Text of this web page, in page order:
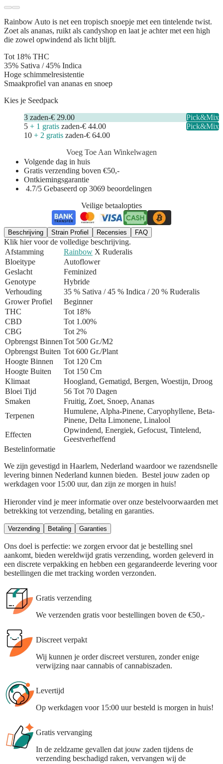
Rainbow Auto is net een tropisch snoepje met een tintelende twist.
Zoet als ananas, ruikt als candyshop en laat je achter met een high
die zowel opwindend als licht blijft.
Tot 18% THC
35% Sativa / 45% Indica
Hoge schimmelresistentie
Smaakprofiel van ananas en snoep
Kies je Seedpack
3 zaden-€ 29.00
Pick&Mix
5 + 1 gratis zaden-€ 44.00
Pick&Mix
10 + 2 gratis zaden-€ 64.00
Voeg Toe Aan Winkelwagen
Volgende dag in huis
Gratis verzending boven €50,-
Ontkiemingsgarantie
4.7/5 Gebaseerd op 3069 beoordelingen
Veilige betaalopties
Beschrijving Strain Profiel Recensies FAQ
Klik hier voor de volledige beschrijving.
Afstamming
Rainbow X Ruderalis
Bloeitype
Autoflower
Geslacht
Feminized
Genotype
Hybride
Verhouding
35 % Sativa / 45 % Indica / 20 % Ruderalis
Grower Profiel
Beginner
THC
Tot 18%
CBD
Tot 1.00%
CBG
Tot 2%
Opbrengst BinnenTot 500 Gr./m2
Opbrengst Buiten Tot 600 Gr./plant
Hoogte Binnen
Tot 120 Cm
Hoogte Buiten
Tot 150 Cm
Klimaat
Hoogland, Gematigd, Bergen, Woestijn, Droog
Bloei Tijd
56 Tot 70 Dagen
Smaken
Fruitig, Zoet, Snoep, Ananas
Terpenen
Humulene, Alpha-Pinene, Caryophyllene, Beta-
Pinene, Delta Limonene, Linalool
Effecten
Opwindend, Energiek, Gefocust, Tintelend,
Geestverheffend
Bestelinformatie
We zijn gevestigd in Haarlem, Nederland waardoor we razendsnelle
levering binnen Nederland kunnen bieden. Bestel jouw zaden op
werkdagen voor 15:00 uur, dan zijn ze morgen in huis!
Hieronder vind je meer informatie over onze bestelvoorwaarden met
betrekking tot verzending, betaling en garanties.
Verzending Betaling Garanties
Ons doel is perfectie: we zorgen ervoor dat je bestelling snel
aankomt, bieden wereldwijd gratis verzending, worden geleverd in
een discrete verpakking en hebben een gegarandeerde levering voor
bestellingen die met tracking worden verzonden.
Gratis verzending
We verzenden gratis voor bestellingen boven de €50,-
Discreet verpakt
Wij kunnen je order discreet versturen, zonder enige
verwijzing naar cannabis of cannabiszaden.
Levertijd
Op werkdagen voor 15:00 uur besteld is morgen in huis!
Gratis vervanging
In de zeldzame gevallen dat jouw zaden tijdens de
verzending beschadigd raken, vervangen wij de